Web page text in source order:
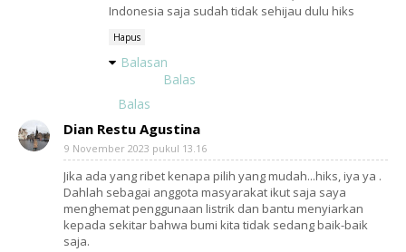
Indonesia saja sudah tidak sehijau dulu hiks
Hapus
Balasan
Balas
Balas
Dian Restu Agustina
9 November 2023 pukul 13.16
Jika ada yang ribet kenapa pilih yang mudah...hiks, iya ya .
Dahlah sebagai anggota masyarakat ikut saja saya
menghemat penggunaan listrik dan bantu menyiarkan
kepada sekitar bahwa bumi kita tidak sedang baik-baik
saja.